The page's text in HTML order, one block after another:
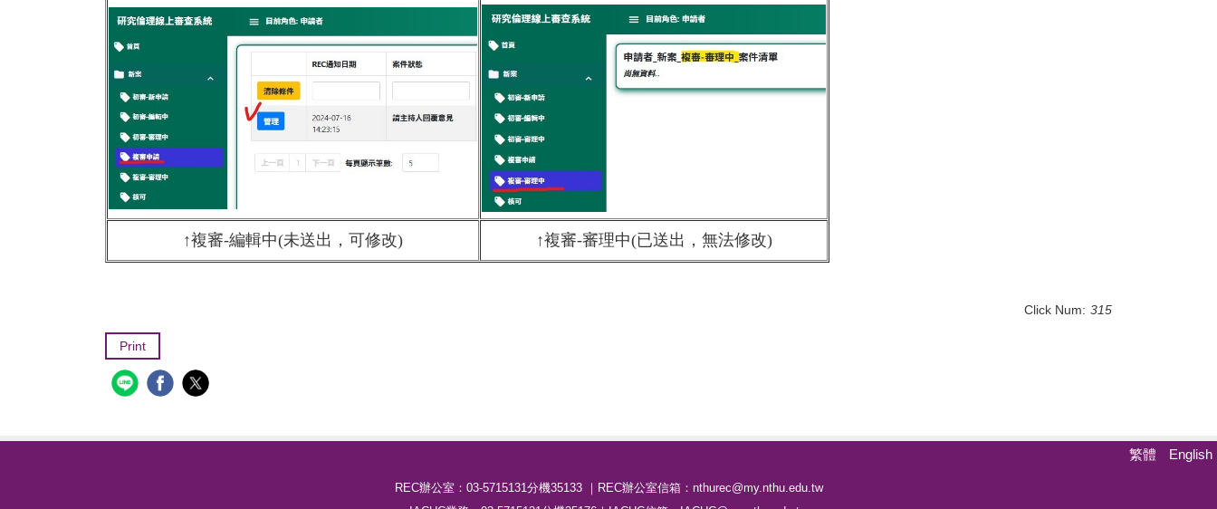
↑複審-編輯中(未送出，可修改) ↑複審-審理中(已送出，無法修改)
Click Num: 315
Print
繁體 English
REC辦公室：03-5715131分機35133 ｜REC辦公室信箱：nthurec@my.nthu.edu.tw